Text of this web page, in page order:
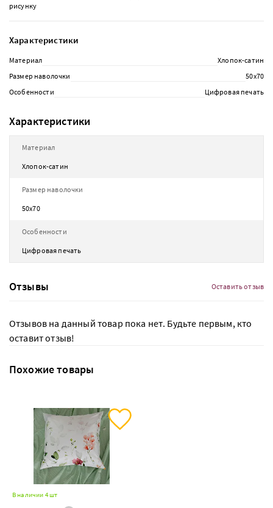
рисунку
Характеристики
Материал
Хлопок-сатин
Размер наволочки
50х70
Особенности
Цифровая печать
Характеристики
Материал
Хлопок-сатин
Размер наволочки
50х70
Особенности
Цифровая печать
Отзывы Оставить отзыв
Отзывов на данный товар пока нет. Будьте первым, кто
оставит отзыв!
Похожие товары
В наличии 4 шт